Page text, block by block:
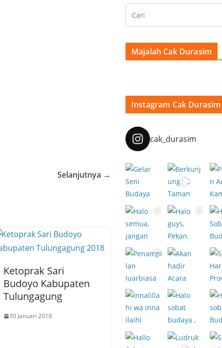
Selanjutnya →
Ketoprak Sari
Budoyo Kabupaten
Tulungagung
30 Januari 2018
Majalah Cak Durasim
Instagram Cak Durasim
cak_durasim